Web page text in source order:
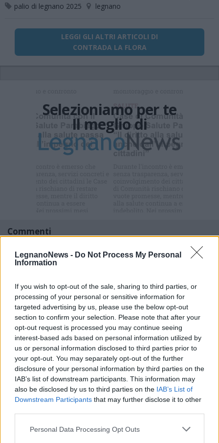
LegnanoNews - Do Not Process My Personal
Information
If you wish to opt-out of the sale, sharing to third parties, or
processing of your personal or sensitive information for
targeted advertising by us, please use the below opt-out
section to confirm your selection. Please note that after your
opt-out request is processed you may continue seeing
interest-based ads based on personal information utilized by
us or personal information disclosed to third parties prior to
your opt-out. You may separately opt-out of the further
disclosure of your personal information by third parties on the
IAB’s list of downstream participants. This information may
also be disclosed by us to third parties on the IAB’s List of
Downstream Participants that may further disclose it to other
Personal Data Processing Opt Outs
palio di legnano 2025
legnano
LEGGI GLI ALTRI ARTICOLI DI
CONTRADA LA FLORA
Selezioniamo per te
Il meglio di
Iscriviti alla
Commenti
per commentare questo
articolo.
commenti non sono testi giornalistici, ma post inviati dai singoli lettori che
possono essere automaticamente pubblicati senza filtro preventivo. I commenti
che includano uno o più link a siti esterni verranno rimossi in automatico dal
sistema.